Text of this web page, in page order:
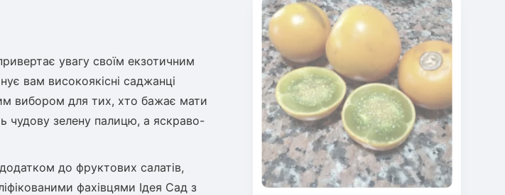
увагу своїм екзотичним
вам високоякісні саджанці
вибором для тих, хто бажає мати
чудову зелену палицю, а яскраво-
до фруктових салатів,
фахівцями Ідея Сад з